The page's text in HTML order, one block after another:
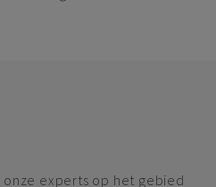
onze experts op het gebied